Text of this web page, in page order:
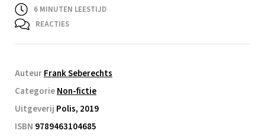
6 MINUTEN LEESTIJD
REACTIES
AuteurFrank Seberechts
CategorieNon-fictie
Uitgeverij Polis, 2019
ISBN 9789463104685